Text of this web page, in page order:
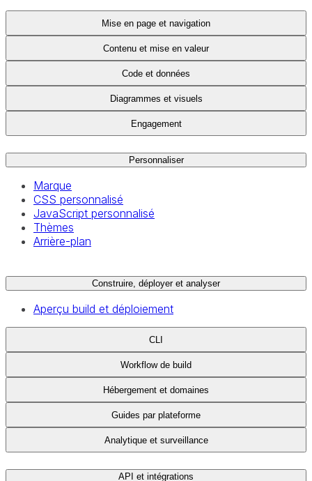
Mise en page et navigation
Contenu et mise en valeur
Code et données
Diagrammes et visuels
Engagement
Personnaliser
Marque
CSS personnalisé
JavaScript personnalisé
Thèmes
Arrière-plan
Construire, déployer et analyser
Aperçu build et déploiement
CLI
Workflow de build
Hébergement et domaines
Guides par plateforme
Analytique et surveillance
API et intégrations